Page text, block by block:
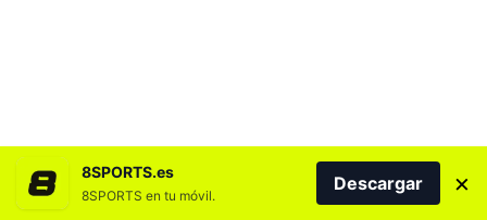
8SPORTS.es
8SPORTS en tu móvil.
Descargar ×